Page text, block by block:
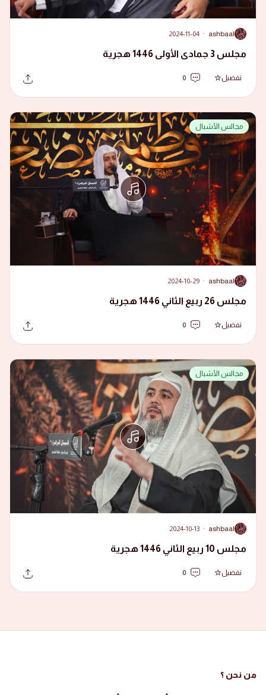
A
ashbaal
·
2024-11-04
مجلس 3 جمادى الأولى 1446 هجرية
تفضيل 0
مجالس الأشبال
A
ashbaal
·
2024-10-29
مجلس 26 ربيع الثاني 1446 هجرية
تفضيل 0
مجالس الأشبال
A
ashbaal
·
2024-10-13
مجلس 10 ربيع الثاني 1446 هجرية
تفضيل 0
من نحن ؟